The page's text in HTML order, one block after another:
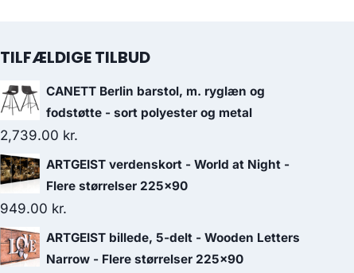
TILFÆLDIGE TILBUD
CANETT Berlin barstol, m. ryglæn og
fodstøtte - sort polyester og metal
2,739.00 kr.
ARTGEIST verdenskort - World at Night -
Flere størrelser 225x90
949.00 kr.
ARTGEIST billede, 5-delt - Wooden Letters
Narrow - Flere størrelser 225x90